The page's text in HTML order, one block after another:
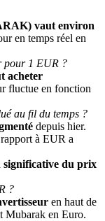
en espèces
vaut environ
en temps réel en
pour 1 EUR ?
acheter
fluctue en fonction
au fil du temps ?
depuis hier.
à EUR a
du prix
?
en haut de
Mubarak en Euro.